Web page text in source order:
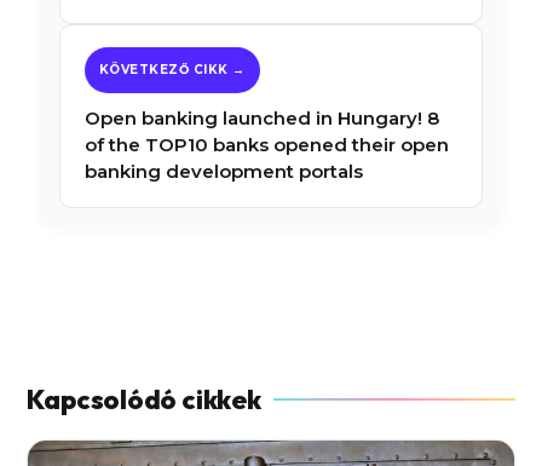
Open banking launched in Hungary! 8
of the TOP10 banks opened their open
banking development portals